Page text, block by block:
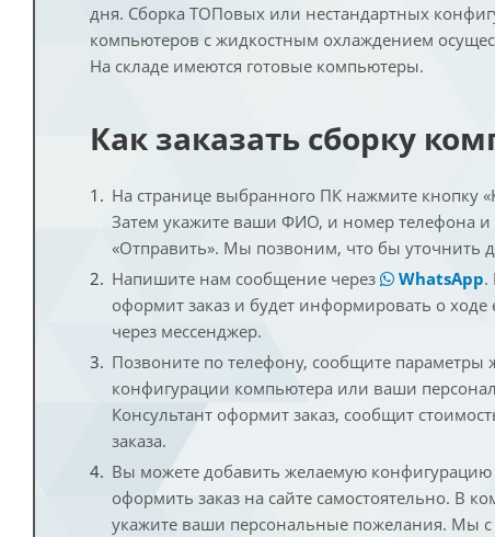
дня. Сборка ТОПовых или нестандартных
компьютеров с жидкостным охлаждением
На складе имеются готовые компьютеры.
Как заказать сборку
На странице выбранного ПК нажмите кнопку
Затем укажите ваши ФИО, и номер телефона
«Отправить». Мы позвоним, что бы уточнить
Напишите нам сообщение через
WhatsApp.
оформит заказ и будет информировать о ходе
через мессенджер.
Позвоните по телефону, сообщите параметры
конфигурации компьютера или ваши
Консультант оформит заказ, сообщит
заказа.
Вы можете добавить желаемую
оформить заказ на сайте самостоятельно. В
укажите ваши персональные пожелания. Мы с